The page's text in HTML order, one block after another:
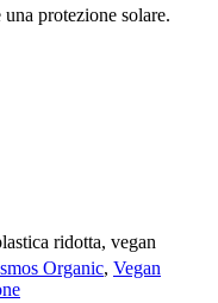
protezione solare.
ridotta, vegan
Organic, Vegan